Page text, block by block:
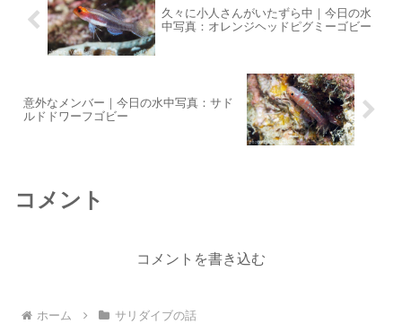
久々に小人さんがいたずら中｜今日の水
中写真：オレンジヘッドピグミーゴビー
意外なメンバー｜今日の水中写真：サド
ルドドワーフゴビー
コメント
コメントを書き込む
ホーム サリダイブの話